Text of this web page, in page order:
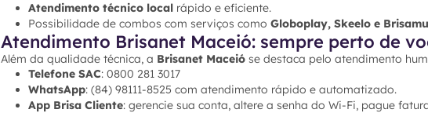
Atendimento técnico local rápido e eficiente.
Possibilidade de combos com serviços como Globoplay, Skeelo e
Atendimento Brisanet Maceió: sempre perto de
Além da qualidade técnica, a Brisanet Maceió se destaca pelo atendimento
Telefone SAC: 0800 281 3017
WhatsApp: (84) 98111-8525 com atendimento rápido e automatizado.
App Brisa Cliente: gerencie sua conta, altere a senha do Wi-Fi, pague